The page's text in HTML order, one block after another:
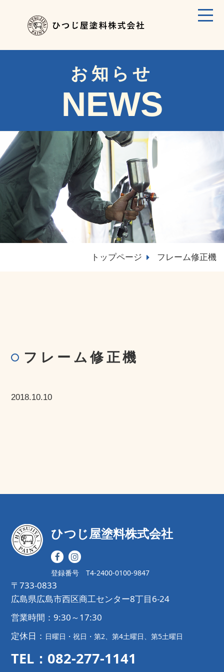
お知らせ
NEWS
トップページ フレーム修正機
フレーム修正機
2018.10.10
ひつじ屋塗料株式会社
登録番号 T4-2400-0100-9847
〒733-0833
広島県広島市西区商工センター8丁目6-24
営業時間：9:30～17:30
定休日： 日曜日・祝日・第2、第4土曜日、第5土曜日
TEL：082-277-1141